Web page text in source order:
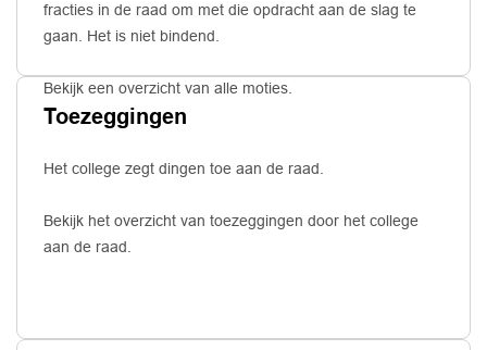
fracties in de raad om met die opdracht aan de slag te
gaan. Het is niet bindend.
Bekijk een overzicht van alle moties.
Toezeggingen
Het college zegt dingen toe aan de raad.
Bekijk het overzicht van toezeggingen door het college
aan de raad.